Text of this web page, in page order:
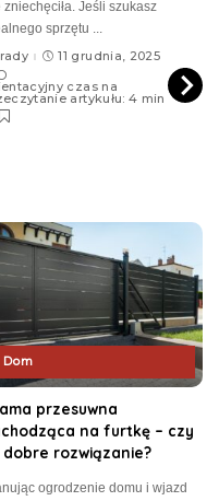
zniechęciła. Jeśli szukasz
sprzętu
11 grudnia, 2025
czas na
artykułu: 4 min
Dom
przesuwna
na furtkę – czy
rozwiązanie?
ogrodzenie domu i wjazd